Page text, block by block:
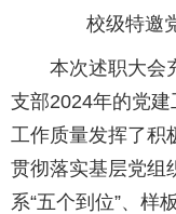
校级特邀
本次述职大会
支部2024年的党
工作质量发挥了积
贯彻落实基层党组
系“五个到位”、样